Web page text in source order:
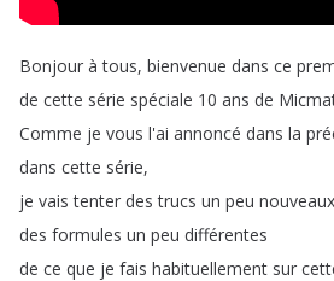
Bonjour à tous, bienvenue dans ce
de cette série spéciale 10 ans de
Comme je vous l'ai annoncé dans la
dans cette série,
je vais tenter des trucs un peu nouveaux
des formules un peu différentes
de ce que je fais habituellement sur